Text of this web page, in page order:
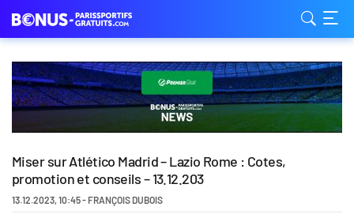
Miser sur Atlético Madrid – Lazio Rome : Cotes,
promotion et conseils – 13.12.203
13.12.2023,10:45- FRANÇOIS DUBOIS